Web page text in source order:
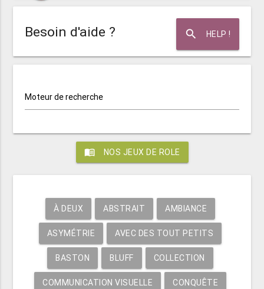
search HELP !
Besoin d'aide ?
Moteur de recherche
menu_book NOS JEUX DE ROLE
À DEUX ABSTRAIT AMBIANCE
ASYMÉTRIE AVEC DES TOUT PETITS
BASTON BLUFF COLLECTION
COMMUNICATION VISUELLE CONQUÊTE